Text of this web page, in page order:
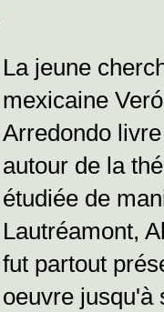
La jeune
mexicaine
Arredondo
autour de la
étudiée de
Lautréamont,
fut partout
oeuvre jusqu'à